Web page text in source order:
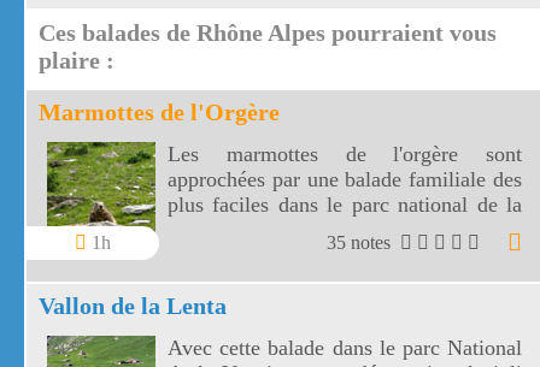
Ces balades de Rhône Alpes pourraient vous
plaire :
Marmottes de l'Orgère
1h
Les marmottes de l'orgère sont
approchées par une balade familiale des
plus faciles dans le parc national de la
Vanoise. Les marmottes de l'Orgère sont
visibles au fond d'un vallon juste en
dessous des 2000 m d'altitude.
35 notes
Vallon de la Lenta
Avec cette balade dans le parc National